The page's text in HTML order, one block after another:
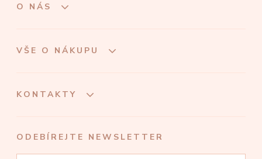
O NÁS
VŠE O NÁKUPU
KONTAKTY
ODEBÍREJTE NEWSLETTER